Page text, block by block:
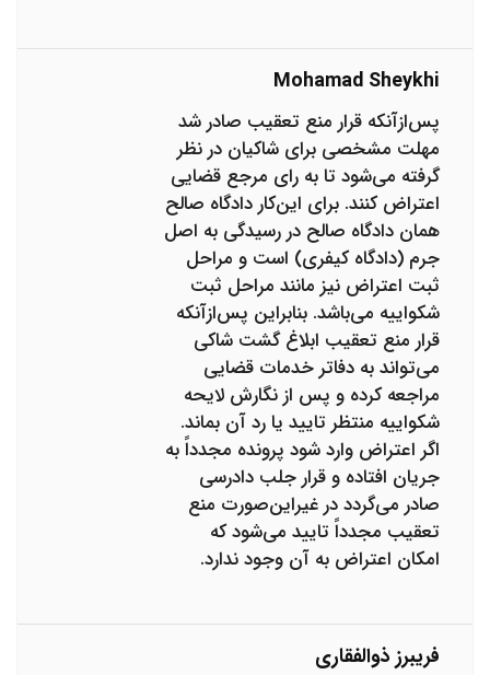
Mohamad Sheykhi
پس‌ازآنکه قرار منع تعقیب صادر شد
مهلت مشخصی برای شاکیان در نظر
گرفته می‌شود تا به رای مرجع قضایی
اعتراض کنند. برای این‌کار دادگاه صالح
همان دادگاه صالح در رسیدگی به اصل
جرم (دادگاه کیفری) است و مراحل
ثبت اعتراض نیز مانند مراحل ثبت
شکواییه می‌باشد. بنابراین پس‌ازآنکه
قرار منع تعقیب ابلاغ گشت شاکی
می‌تواند به دفاتر خدمات قضایی
مراجعه کرده و پس از نگارش لایحه
شکواییه منتظر تایید یا رد آن بماند.
اگر اعتراض وارد شود پرونده مجدداً به
جریان افتاده و قرار جلب دادرسی
صادر می‌گردد در غیراین‌صورت منع
تعقیب مجدداً تایید می‌شود که
امکان اعتراض به آن وجود ندارد.
فریبرز ذوالفقاری